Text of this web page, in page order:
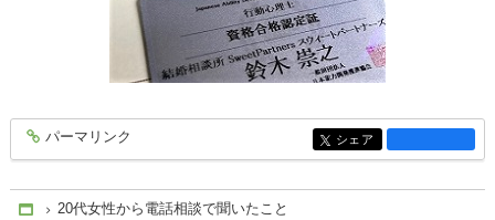
entry1893
パーマリンク entry1893
シェア
Home
20代女性から電話相談で聞いたこと